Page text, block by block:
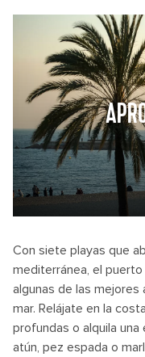
Con siete playas que
mediterránea, el
algunas de las mejores
mar. Relájate en la
profundas o alquila
atún, pez espada o